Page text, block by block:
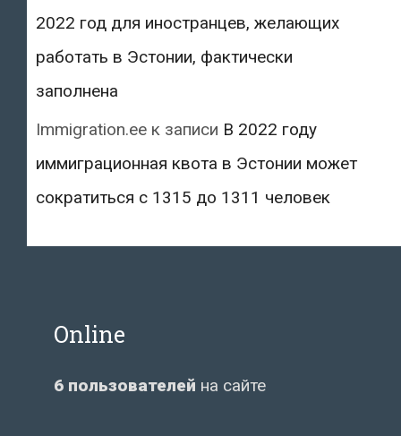
2022 год для иностранцев, желающих
работать в Эстонии, фактически
заполнена
Immigration.ee к записи В 2022 году
иммиграционная квота в Эстонии может
сократиться с 1315 до 1311 человек
Online
6 пользователей на сайте